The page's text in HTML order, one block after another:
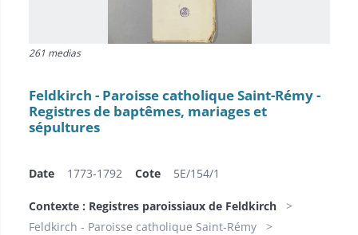
261 medias
Feldkirch - Paroisse catholique Saint-Rémy -
Registres de baptêmes, mariages et
sépultures
Date 1773-1792 Cote 5E/154/1
Contexte : Registres paroissiaux de Feldkirch
Feldkirch - Paroisse catholique Saint-Rémy